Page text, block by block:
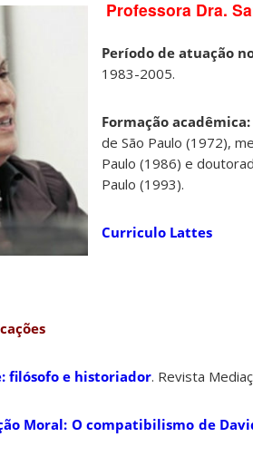
Professora Dra.
Período de atuação
1983-2005.
Formação acadêmica:
de São Paulo (1972),
Paulo (1986) e
Paulo (1993).
Curriculo Lattes
filósofo e historiador. Revista
Moral: O compatibilismo de